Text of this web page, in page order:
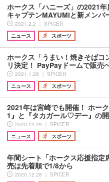
ホークス「ハニーズ」の2021年
キャプテンMAYUMIと新メン
2021.2.2 ｜ SPICER
ニュース
スポーツ
ホークス「うまい！焼きそばコ
リ決定！ PayPayドームで販売
2021.1.26 ｜ SPICER
ニュース
スポーツ
2021年は宮崎でも開催！ ホー
1』と『タカガール♡デー』の
2020.12.29 ｜ SPICER
ニュース
スポーツ
年間シート「ホークス応援指定
売は先着順で1/8から
2020.12.28 ｜ SPICER